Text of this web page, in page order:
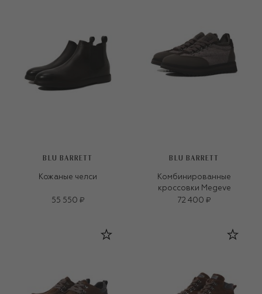
BLU BARRETT
Кожаные челси
55 550 ₽
BLU BARRETT
Комбинированные
кроссовки Megeve
72 400 ₽